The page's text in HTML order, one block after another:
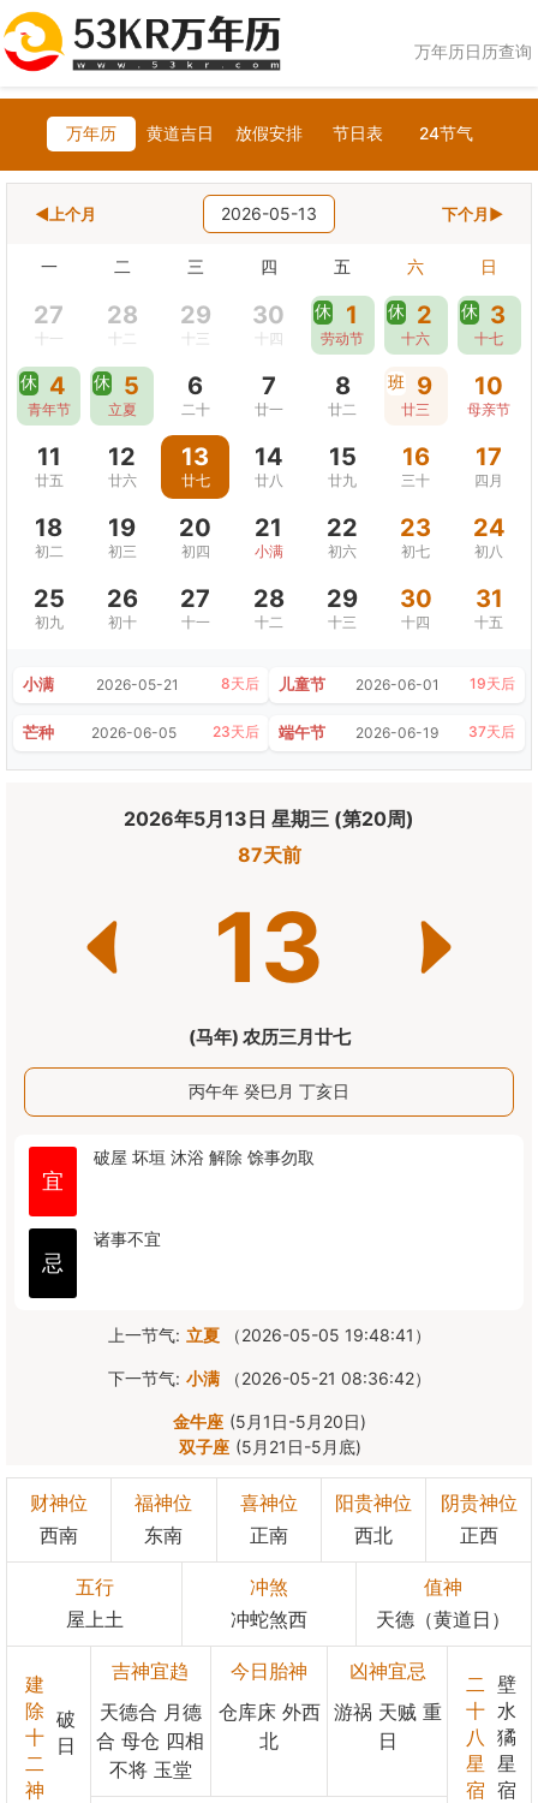
万年历日历查询
万年历 黄道吉日 放假安排 节日表 24节气
◀上个月 2026-05-13 下个月▶
一 二 三 四 五 六 日
27
十一
28
十二
29
十三
30
十四
休 1
劳动节
休 2
十六
休 3
十七
休 4
青年节
休 5
立夏
6
二十
7
廿一
8
廿二
班 9
廿三
10
母亲节
11
廿五
12
廿六
13
廿七
14
廿八
15
廿九
16
三十
17
四月
18
初二
19
初三
20
初四
21
小满
22
初六
23
初七
24
初八
25
初九
26
初十
27
十一
28
十二
29
十三
30
十四
31
十五
小满 2026-05-21 8天后 儿童节 2026-06-01 19天后
芒种 2026-06-05 23天后 端午节 2026-06-19 37天后
2026年5月13日 星期三 (第20周)
87天前
13
(马年) 农历三月廿七
丙午年 癸巳月 丁亥日
宜
破屋 坏垣 沐浴 解除 馀事勿取
忌
诸事不宜
上一节气: 立夏 （2026-05-05 19:48:41）
下一节气: 小满 （2026-05-21 08:36:42）
金牛座 (5月1日-5月20日)
双子座 (5月21日-5月底)
财神位
西南
福神位
东南
喜神位
正南
阳贵神位
西北
阴贵神位
正西
五行
屋上土
冲煞
冲蛇煞西
值神
天德（黄道日）
建
除
十
二
神
破
日
吉神宜趋
天德合 月德
合 母仓 四相
不将 玉堂
今日胎神
仓库床 外西
北
凶神宜忌
游祸 天贼 重
日
二
十
八
星
宿
壁
水
獝
星
宿